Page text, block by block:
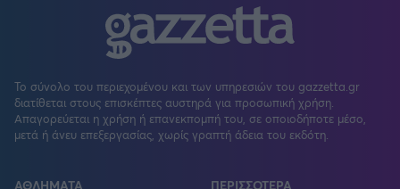
Το σύνολο του περιεχομένου και των υπηρεσιών του gazzetta.gr
διατίθεται στους επισκέπτες αυστηρά για προσωπική χρήση.
Απαγορεύεται η χρήση ή επανεκπομπή του, σε οποιοδήποτε μέσο,
μετά ή άνευ επεξεργασίας, χωρίς γραπτή άδεια του εκδότη.
ΑΘΛΗΜΑΤΑ ΠΕΡΙΣΣΟΤΕΡΑ